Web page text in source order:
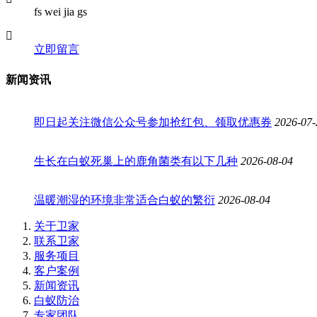
fs wei jia gs
立即留言
新闻资讯
即日起关注微信公众号参加抢红包、领取优惠券 2026-
生长在白蚁死巢上的鹿角菌类有以下几种 2026-08-04
温暖潮湿的环境非常适合白蚁的繁衍 2026-08-04
关于卫家
联系卫家
服务项目
客户案例
新闻资讯
白蚁防治